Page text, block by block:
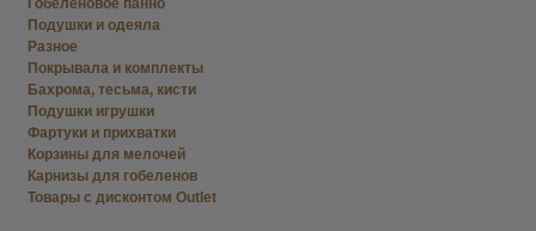
Гобеленовое панно
Подушки и одеяла
Разное
Покрывала и комплекты
Бахрома, тесьма, кисти
Подушки игрушки
Фартуки и прихватки
Корзины для мелочей
Карнизы для гобеленов
Товары с дисконтом Outlet